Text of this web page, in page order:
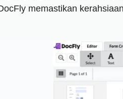
memastikan